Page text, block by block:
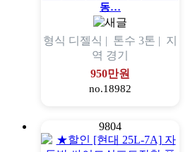
동…
형식 디젤식 | 톤수 3톤 | 지
역 경기
950만원
no.18982
9804